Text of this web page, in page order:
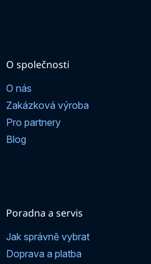
O společnosti
O nás
Zakázková výroba
Pro partnery
Blog
Poradna a servis
Jak správně vybrat
Doprava a platba